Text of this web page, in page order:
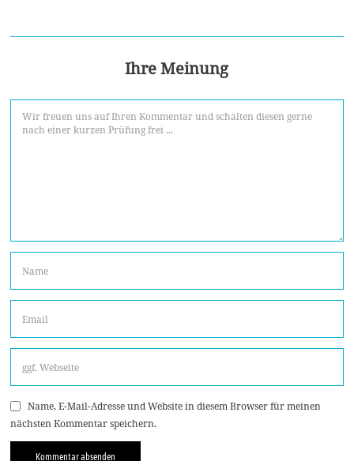
Ihre Meinung
Name, E-Mail-Adresse und Website in diesem Browser für meinen
nächsten Kommentar speichern.